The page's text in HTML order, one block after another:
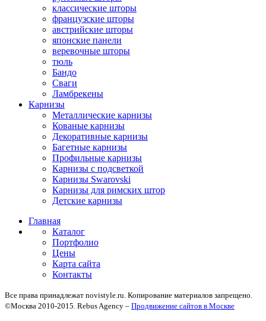
классические шторы
французские шторы
австрийские шторы
японские панели
веревочные шторы
тюль
Бандо
Сваги
Ламбрекены
Карнизы
Металлические карнизы
Кованые карнизы
Декоративные карнизы
Багетные карнизы
Профильные карнизы
Карнизы с подсветкой
Карнизы Swarovski
Карнизы для римских штор
Детские карнизы
Главная
Каталог
Портфолио
Цены
Карта сайта
Контакты
Все права принадлежат novistyle.ru. Копирование материалов запрещено.
©Москва 2010-2015. Rebus Agency – Продвижение сайтов в Москве